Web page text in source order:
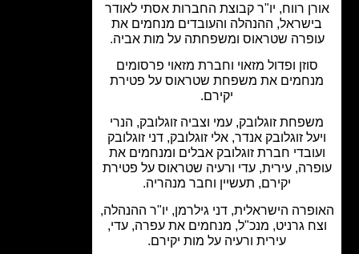
רווח, יו"ר קבוצת החברות אסתי לאודר
ההנהלה והעובדים מנחמים את
שטראוס ומשפחתה על מות אביה.
סוזן ופדול מזאוי וחברת מזאוי פרסומים
את משפחת שטראוס על פטירת
זוגלובק, עמי וצביה זוגלובק, הנרי
זוגלובק אנדר, אלי זוגלובק, דני זוגלובק
חברת זוגלובק אבלים ומנחמים את
עירית, עדי ורעיה שטראוס על פטירת
יקירם, תעשיין וחבר מנהריה.
הישראלית, דני גילרמן, יו"ר ההנהלה,
גרניט, מנכ"ל, מנחמים את עפרה, עדי,
עירית ורעיה על מות יקירם.